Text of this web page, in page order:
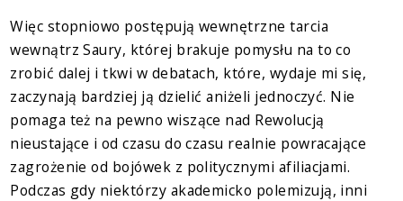
Więc stopniowo postępują wewnętrzne tarcia
wewnątrz Saury, której brakuje pomysłu na to co
zrobić dalej i tkwi w debatach, które, wydaje mi się,
zaczynają bardziej ją dzielić aniżeli jednoczyć. Nie
pomaga też na pewno wiszące nad Rewolucją
nieustające i od czasu do czasu realnie powracające
zagrożenie od bojówek z politycznymi afiliacjami.
Podczas gdy niektórzy akademicko polemizują, inni